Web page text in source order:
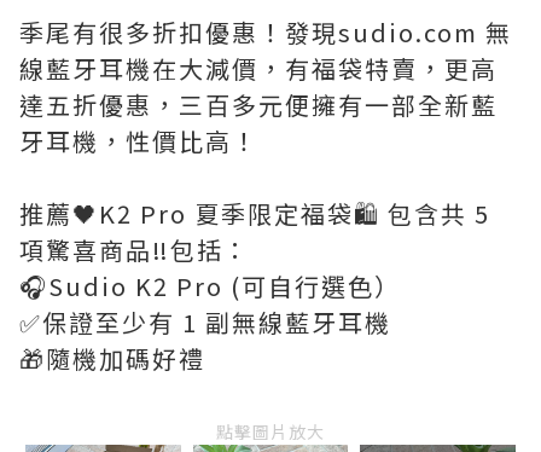
季尾有很多折扣優惠！發現sudio.com 無
線藍牙耳機在大減價，有福袋特賣，更高
達五折優惠，三百多元便擁有一部全新藍
牙耳機，性價比高！
推薦🖤K2 Pro 夏季限定福袋🛍️ 包含共 5
項驚喜商品‼️包括：
🎧Sudio K2 Pro (可自行選色）
✅保證至少有 1 副無線藍牙耳機
🎁隨機加碼好禮
點擊圖片放大